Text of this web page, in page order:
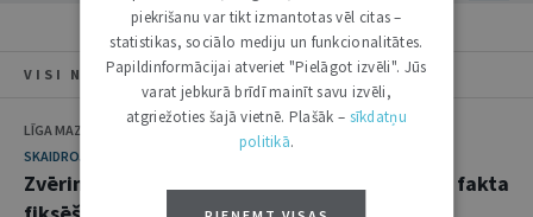
VISI NUMURA RAKSTI
LĪGA MAZURE
SKAIDROJUMI. VIEDOKĻI
Zvērināta tiesu izpildītāja sastādītā akta par fakta
piekrišanu var tikt izmantotas vēl citas –
statistikas, sociālo mediju un funkcionalitātes.
Papildinformācijai atveriet "Pielāgot izvēli". Jūs
varat jebkurā brīdī mainīt savu izvēli,
atgriežoties šajā vietnē. Plašāk – sīkdatņu
politikā.